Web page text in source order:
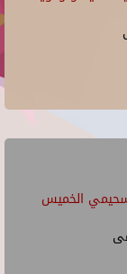
الخميس